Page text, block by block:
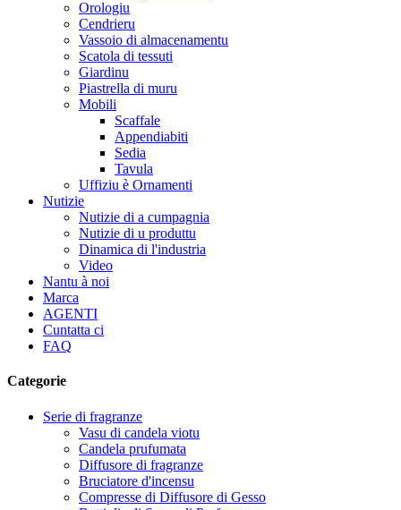
Orologiu
Cendrieru
Vassoio di almacenamentu
Scatola di tessuti
Giardinu
Piastrella di muru
Mobili
Scaffale
Appendiabiti
Sedia
Tavula
Uffiziu è Ornamenti
Nutizie
Nutizie di a cumpagnia
Nutizie di u produttu
Dinamica di l'industria
Video
Nantu à noi
Marca
AGENTI
Cuntatta ci
FAQ
Categorie
Serie di fragranze
Vasu di candela viotu
Candela prufumata
Diffusore di fragranze
Bruciatore d'incensu
Compresse di Diffusore di Gesso